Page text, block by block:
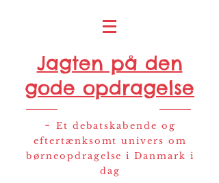
Jagten på den
gode opdragelse
- Et debatskabende og
eftertænksomt univers om
børneopdragelse i Danmark i
dag